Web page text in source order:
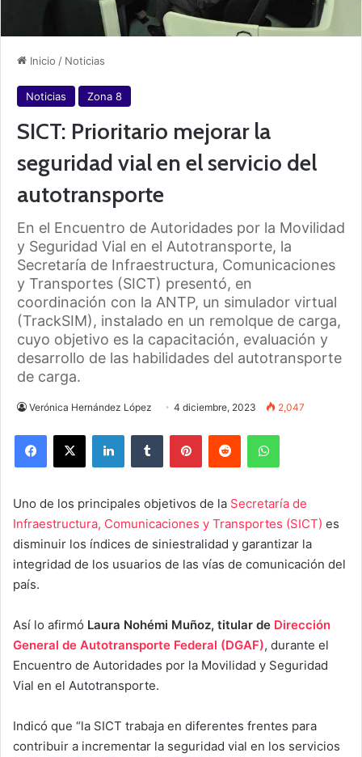
Inicio / Noticias
Noticias Zona 8
SICT: Prioritario mejorar la
seguridad vial en el servicio del
autotransporte
En el Encuentro de Autoridades por la Movilidad
y Seguridad Vial en el Autotransporte, la
Secretaría de Infraestructura, Comunicaciones
y Transportes (SICT) presentó, en
coordinación con la ANTP, un simulador virtual
(TrackSIM), instalado en un remolque de carga,
cuyo objetivo es la capacitación, evaluación y
desarrollo de las habilidades del autotransporte
de carga.
Verónica Hernández López 4 diciembre, 2023 2,047
Uno de los principales objetivos de la Secretaría de
Infraestructura, Comunicaciones y Transportes (SICT) es
disminuir los índices de siniestralidad y garantizar la
integridad de los usuarios de las vías de comunicación del
país.
Así lo afirmó Laura Nohémi Muñoz, titular de Dirección
General de Autotransporte Federal (DGAF), durante el
Encuentro de Autoridades por la Movilidad y Seguridad
Vial en el Autotransporte.
Indicó que “la SICT trabaja en diferentes frentes para
contribuir a incrementar la seguridad vial en los servicios